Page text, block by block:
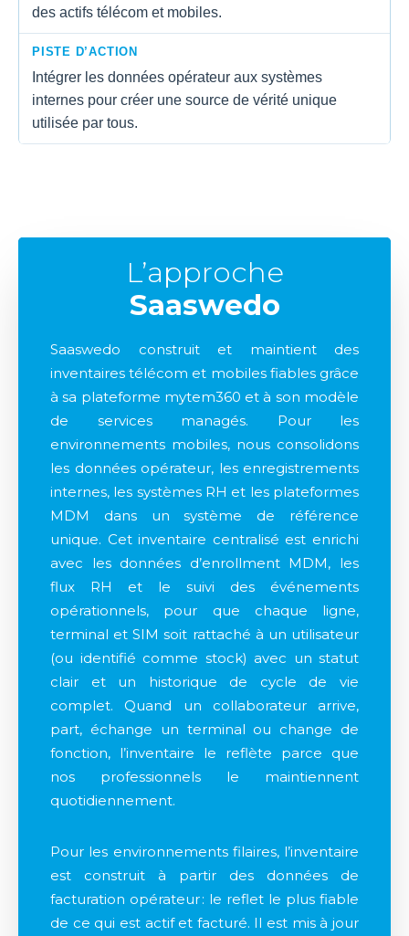
des actifs télécom et mobiles.
PISTE D’ACTION
Intégrer les données opérateur aux systèmes
internes pour créer une source de vérité unique
utilisée par tous.
L’approche
Saaswedo
Saaswedo construit et maintient des
inventaires télécom et mobiles fiables grâce
à sa plateforme mytem360 et à son modèle
de services managés. Pour les
environnements mobiles, nous consolidons
les données opérateur, les enregistrements
internes, les systèmes RH et les plateformes
MDM dans un système de référence
unique. Cet inventaire centralisé est enrichi
avec les données d’enrollment MDM, les
flux RH et le suivi des événements
opérationnels, pour que chaque ligne,
terminal et SIM soit rattaché à un utilisateur
(ou identifié comme stock) avec un statut
clair et un historique de cycle de vie
complet. Quand un collaborateur arrive,
part, échange un terminal ou change de
fonction, l’inventaire le reflète parce que
nos professionnels le maintiennent
quotidiennement.
Pour les environnements filaires, l’inventaire
est construit à partir des données de
facturation opérateur : le reflet le plus fiable
de ce qui est actif et facturé. Il est mis à jour